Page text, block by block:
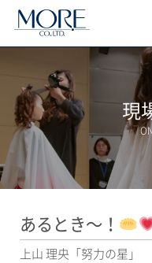
現
あるとき〜！
上山 理央「努力の星」